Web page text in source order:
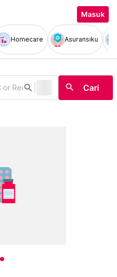
Masuk
Homecare Asuransiku
search search Cari